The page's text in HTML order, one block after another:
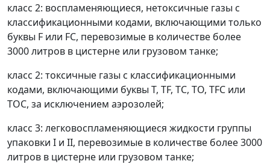
класс 2: воспламеняющиеся, нетоксичные газы с
классификационными кодами, включающими только
буквы F или FС, перевозимые в количестве более
3000 литров в цистерне или грузовом танке;
класс 2: токсичные газы с классификационными
кодами, включающими буквы Т, ТF, ТС, ТО, ТFС или
ТОС, за исключением аэрозолей;
класс 3: легковоспламеняющиеся жидкости группы
упаковки I и II, перевозимые в количестве более 3000
литров в цистерне или грузовом танке;